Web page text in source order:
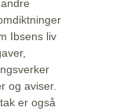
Ibsens liv
og aviser.
er også